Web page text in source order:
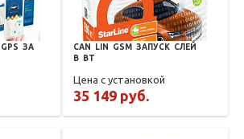
GPS ЗА
CAN LIN GSM ЗАПУСК СЛЕЙ
В
BT
Цена с установкой
35 149 руб.